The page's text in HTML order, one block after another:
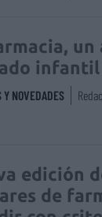
un
infantil
Y NOVEDADES
edición
de